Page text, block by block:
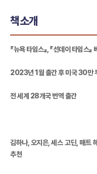
책소개
『뉴욕 타임스』, 『선데이 타임스』
2023년 1월 출간 후 미국 30만
전 세계 28개국 번역 출간
김하나, 오지은, 세스 고딘, 매트
추천